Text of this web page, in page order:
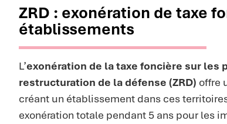
ZRD : exonération de taxe
établissements
L’exonération de la taxe foncière sur les
restructuration de la défense (ZRD) offre
créant un établissement dans ces
exonération totale pendant 5 ans pour les